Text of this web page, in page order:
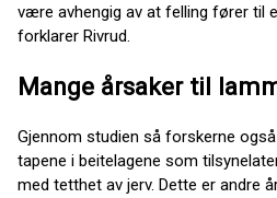
være avhengig av at felling fører til
forklarer Rivrud.
Mange årsaker til
Gjennom studien så forskerne
tapene i beitelagene som
med tetthet av jerv. Dette er andre